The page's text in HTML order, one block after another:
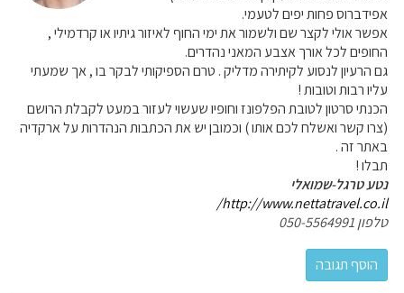
אפידברוס פחות יפים לטעמי.
אפשר אולי לקצר שם ולשמור את ימי החוף לאיזור גיתיו או קרדמילי ,
החופים לכל אורך אצבע המאני נהדרים.
גם הרעיון לנסוע לקיתירה מדליק . טרם הספיקותי לבקר בו , אך שמעתי
עליו רבות וטובות !
הכנתי סרטון לטובת הפלפונז וחופיו שעשוי לעזור במעט לקבלת הרושם
(צרו קשר ואשלח לכם אותו ) וכמובן יש את הכתבות הנהדרות על ארקדיה
באתר זה .
תבלו !
נטע טרגל-שמואלי
http://www.nettatravel.co.il/
טלפון 050-5564991